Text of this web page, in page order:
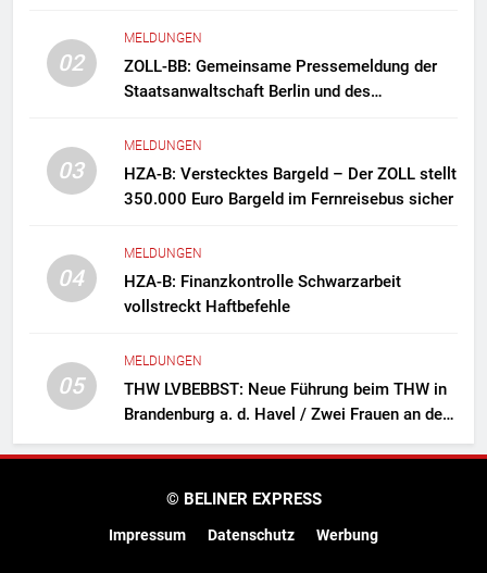
02
MELDUNGEN
ZOLL-BB: Gemeinsame Pressemeldung der
Staatsanwaltschaft Berlin und des
Zollfahndung hebt mutmaßliches
Drogenlabor aus
03
MELDUNGEN
HZA-B: Verstecktes Bargeld – Der ZOLL stellt
350.000 Euro Bargeld im Fernreisebus sicher
04
MELDUNGEN
HZA-B: Finanzkontrolle Schwarzarbeit
vollstreckt Haftbefehle
05
MELDUNGEN
THW LVBEBBST: Neue Führung beim THW in
Brandenburg a. d. Havel / Zwei Frauen an der
Spitze des Ortsverbands
© BELINER EXPRESS
Impressum Datenschutz Werbung